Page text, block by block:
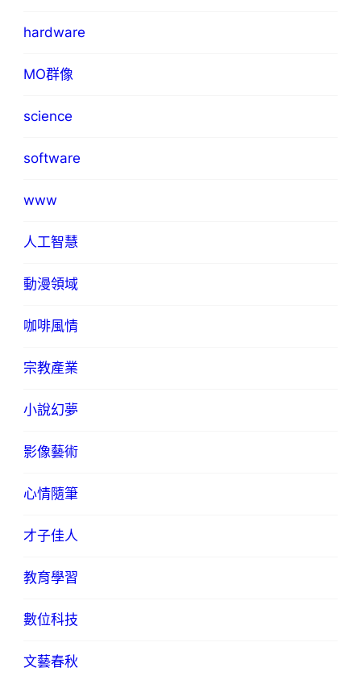
hardware
MO群像
science
software
www
人工智慧
動漫領域
咖啡風情
宗教產業
小說幻夢
影像藝術
心情隨筆
才子佳人
教育學習
數位科技
文藝春秋